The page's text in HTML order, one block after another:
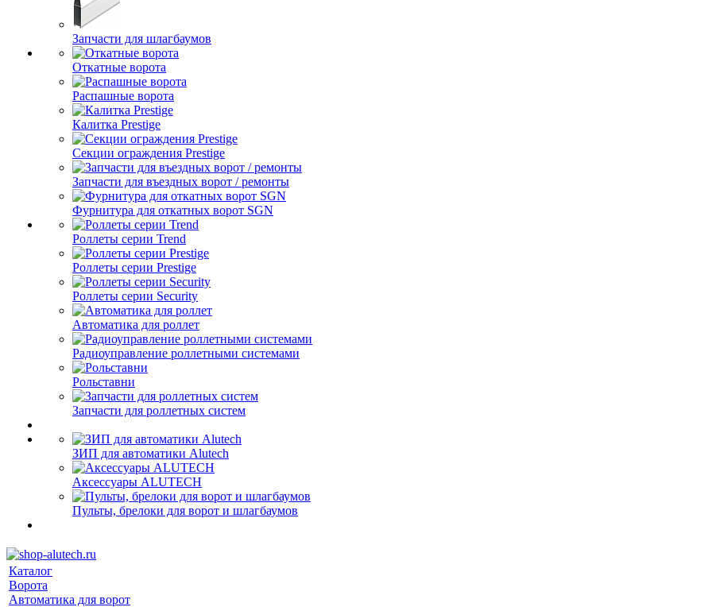
Запчасти для шлагбаумов
Откатные ворота
Распашные ворота
Калитка Prestige
Секции ограждения Prestige
Запчасти для въездных ворот / ремонты
Фурнитура для откатных ворот SGN
Роллеты серии Trend
Роллеты серии Prestige
Роллеты серии Security
Автоматика для роллет
Радиоуправление роллетными системами
Рольставни
Запчасти для роллетных систем
ЗИП для автоматики Alutech
Аксессуары ALUTECH
Пульты, брелоки для ворот и шлагбаумов
Каталог
Ворота
Автоматика для ворот